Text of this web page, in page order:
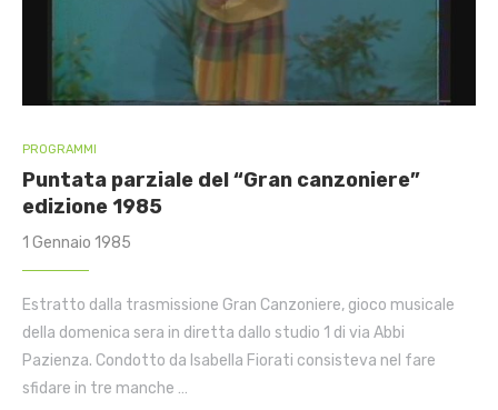
PROGRAMMI
Puntata parziale del “Gran canzoniere”
edizione 1985
1 Gennaio 1985
Estratto dalla trasmissione Gran Canzoniere, gioco musicale
della domenica sera in diretta dallo studio 1 di via Abbi
Pazienza. Condotto da Isabella Fiorati consisteva nel fare
sfidare in tre manche …